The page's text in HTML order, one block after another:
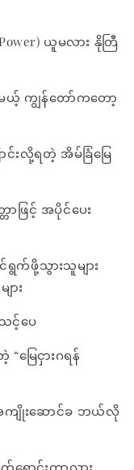
ယူမလား နိုတြီ
ယ့် ကျွန်တော်ကတော့
င်းလို့ရတဲ့ အိမ်ခြံမြေ
ဖြင့် အပိုင်ပေး
ရွက်ဖို့သွားသူများ
း
င့်ပေ
မြေငှားဂရန်
ကျိုးဆောင်ခ ဘယ်လို
ရောင်းတာလား